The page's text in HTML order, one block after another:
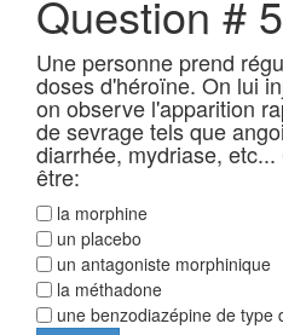
Question #
Une personne prend
doses d'héroïne. On lui
on observe l'apparition
de sevrage tels que
diarrhée, mydriase,
être:
la morphine
un placebo
un antagoniste morphinique
la méthadone
une benzodiazépine de type